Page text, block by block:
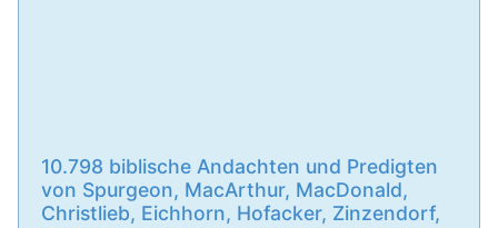
10.798 biblische Andachten und Predigten
von Spurgeon, MacArthur, MacDonald,
Christlieb, Eichhorn, Hofacker, Zinzendorf,